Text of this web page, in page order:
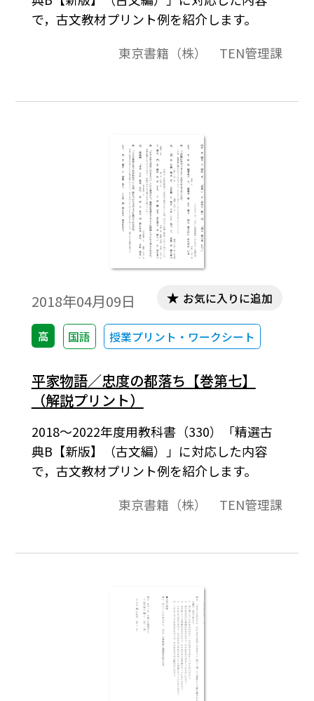
で，古文教材プリント例を紹介します。
東京書籍（株） TEN管理課
2018年04月09日
高 国語 授業プリント・ワークシート
お気に入りに追加
平家物語／忠度の都落ち【巻第七】
（解説プリント）
2018～2022年度用教科書（330）「精選古
典B【新版】（古文編）」に対応した内容
で，古文教材プリント例を紹介します。
東京書籍（株） TEN管理課